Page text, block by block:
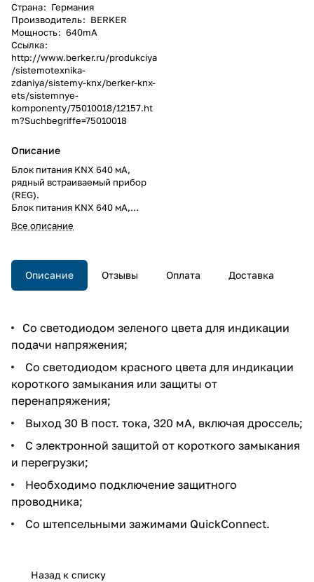
Страна: Германия
Производитель: BERKER
Мощность: 640mA
Ссылка:
http://www.berker.ru/produkciya
/sistemotexnika-
zdaniya/sistemy-knx/berker-knx-
ets/sistemnye-
komponenty/75010018/12157.ht
m?Suchbegriffe=75010018
Описание
Блок питания KNX 640 мA,
рядный встраиваемый прибор
(REG).
Блок питания KNX 640 мA,
рядный встраиваемый прибор
(REG).
Все описание
Описание Отзывы Оплата Доставка
Со светодиодом зеленого цвета для индикации
подачи напряжения;
Со светодиодом красного цвета для индикации
короткого замыкания или защиты от
перенапряжения;
Выход 30 В пост. тока, 320 мА, включая дроссель;
С электронной защитой от короткого замыкания
и перегрузки;
Необходимо подключение защитного
проводника;
Со штепсельными зажимами QuickConnect.
Назад к списку